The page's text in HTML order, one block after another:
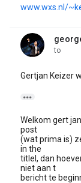
www.wxs.nl/
to
Gertjan Keizer

Welkom gert
post
(wat prima is)
in the
titlel, dan
niet aan t
bericht te